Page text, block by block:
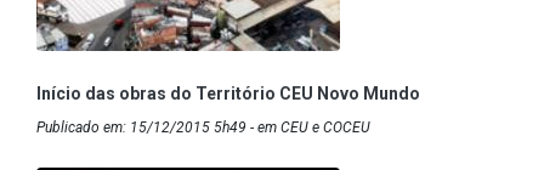
Início das obras do Território CEU Novo Mundo
Publicado em: 15/12/2015 5h49 - em CEU e COCEU